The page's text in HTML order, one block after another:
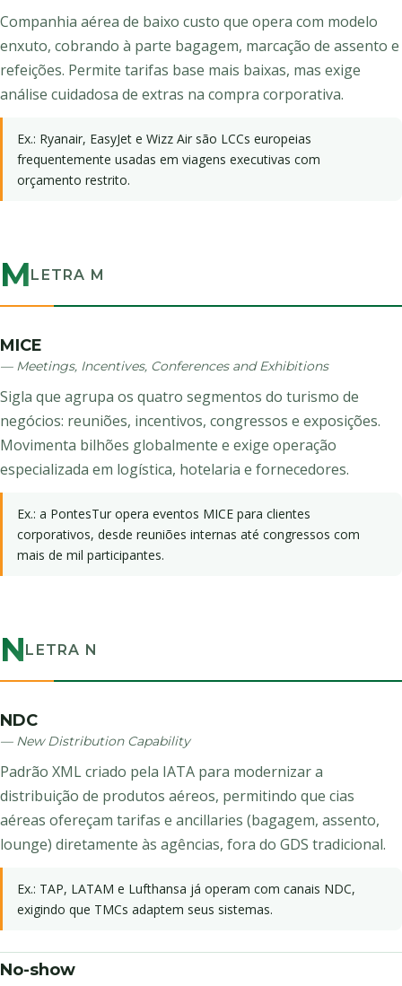
Companhia aérea de baixo custo que opera com modelo
enxuto, cobrando à parte bagagem, marcação de assento e
refeições. Permite tarifas base mais baixas, mas exige
análise cuidadosa de extras na compra corporativa.
Ex.: Ryanair, EasyJet e Wizz Air são LCCs europeias
frequentemente usadas em viagens executivas com
orçamento restrito.
MLETRA M
MICE
— Meetings, Incentives, Conferences and Exhibitions
Sigla que agrupa os quatro segmentos do turismo de
negócios: reuniões, incentivos, congressos e exposições.
Movimenta bilhões globalmente e exige operação
especializada em logística, hotelaria e fornecedores.
Ex.: a PontesTur opera eventos MICE para clientes
corporativos, desde reuniões internas até congressos com
mais de mil participantes.
NLETRA N
NDC
— New Distribution Capability
Padrão XML criado pela IATA para modernizar a
distribuição de produtos aéreos, permitindo que cias
aéreas ofereçam tarifas e ancillaries (bagagem, assento,
lounge) diretamente às agências, fora do GDS tradicional.
Ex.: TAP, LATAM e Lufthansa já operam com canais NDC,
exigindo que TMCs adaptem seus sistemas.
No-show